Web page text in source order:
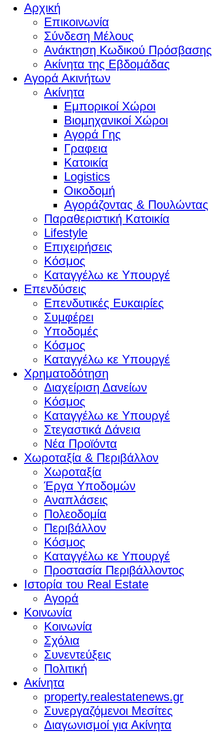
Αρχική
Επικοινωνία
Σύνδεση Μέλους
Ανάκτηση Κωδικού Πρόσβασης
Ακίνητα της Εβδομάδας
Αγορά Ακινήτων
Ακίνητα
Εμπορικοί Χώροι
Βιομηχανικοί Χώροι
Αγορά Γης
Γραφεια
Κατοικία
Logistics
Οικοδομή
Αγοράζοντας & Πουλώντας
Παραθεριστική Κατοικία
Lifestyle
Επιχειρήσεις
Κόσμος
Καταγγέλω κε Υπουργέ
Επενδύσεις
Επενδυτικές Ευκαιρίες
Συμφέρει
Υποδομές
Κόσμος
Καταγγέλω κε Υπουργέ
Χρηματοδότηση
Διαχείριση Δανείων
Κόσμος
Καταγγέλω κε Υπουργέ
Στεγαστικά Δάνεια
Νέα Προϊόντα
Χωροταξία & Περιβάλλον
Χωροταξία
Έργα Υποδομών
Αναπλάσεις
Πολεοδομία
Περιβάλλον
Κόσμος
Καταγγέλω κε Υπουργέ
Προστασία Περιβάλλοντος
Ιστορία του Real Estate
Αγορά
Κοινωνία
Κοινωνία
Σχόλια
Συνεντεύξεις
Πολιτική
Ακίνητα
property.realestatenews.gr
Συνεργαζόμενοι Μεσίτες
Διαγωνισμοί για Ακίνητα